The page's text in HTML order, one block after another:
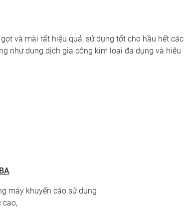
và mài rất hiệu quả, sử dụng tốt cho hầu hết các
như dung dịch gia công kim loại đa dụng và hiệu
máy khuyến cáo sử dụng
cao,